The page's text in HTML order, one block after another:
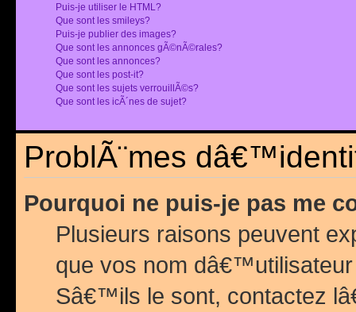
Puis-je utiliser le HTML?
Que sont les smileys?
Puis-je publier des images?
Que sont les annonces gÃ©nÃ©rales?
Que sont les annonces?
Que sont les post-it?
Que sont les sujets verrouillÃ©s?
Que sont les icÃ´nes de sujet?
ProblÃ¨mes
Pourquoi ne puis-je pas me
Plusieurs raisons peuvent
que vos nom
Sâ€™ils le sont, contactez